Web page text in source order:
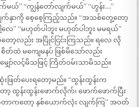
မယ်” “ကျွန်တော်လျက်မယ်” “ဟွန်း….”
နှာကို စေ့စေ့ကြည့်သည်။ “အသစ်တွေ့တော့
လေ” “မဟုတ်ပါဘူး မဟုတ်ပါဘူး မမရယ်”
ော့လည်း အပြိုင်ငြင်းကြသည်။ ရလေ လို
စိတ်ထဲ မကျေမနပ် ဖြစ်မိသော်လည်း
ော်လင့်မိသဖြင့် ကြိတ်ဝမ်းသာမိသည်။
ြတ်ပေးရတော့မည်။ “ထွန်းထွန်းက
ထွန်းထွန်းဖောက်လိုက်၊ ဖောက်ဖောက်ပြီး
ျက်တာကတော့ နှစ်ယောက်လုံး လျက်ကြ” အဝတ်